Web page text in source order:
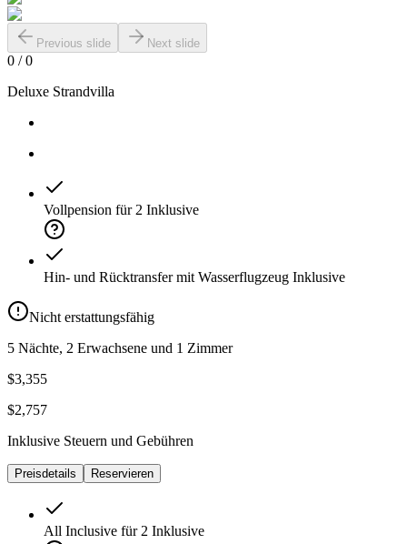
Previous slide Next slide
0 /0
Deluxe Strandvilla
Vollpension für 2 Inklusive
Hin- und Rücktransfer mit Wasserflugzeug Inklusive
Nicht erstattungsfähig
5 Nächte, 2 Erwachsene und 1 Zimmer
$3,355
$2,757
Inklusive Steuern und Gebühren
Preisdetails Reservieren
All Inclusive für 2 Inklusive